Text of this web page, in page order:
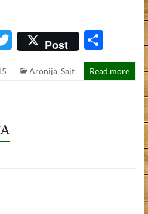
T
itt
Post
S
h
ar
Aronija,Sajt Read more